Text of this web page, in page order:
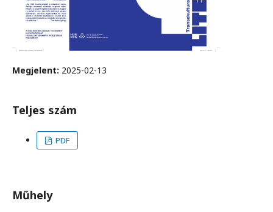
Megjelent: 2025-02-13
Teljes szám
PDF
Műhely